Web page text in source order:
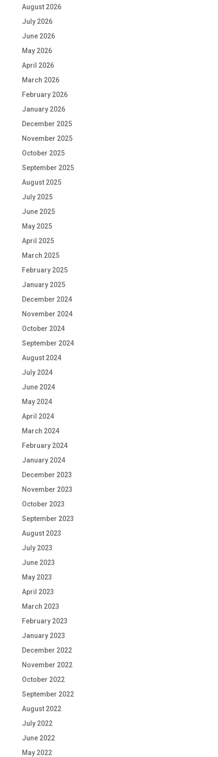
August 2026
July 2026
June 2026
May 2026
April 2026
March 2026
February 2026
January 2026
December 2025
November 2025
October 2025
September 2025
August 2025
July 2025
June 2025
May 2025
April 2025
March 2025
February 2025
January 2025
December 2024
November 2024
October 2024
September 2024
August 2024
July 2024
June 2024
May 2024
April 2024
March 2024
February 2024
January 2024
December 2023
November 2023
October 2023
September 2023
August 2023
July 2023
June 2023
May 2023
April 2023
March 2023
February 2023
January 2023
December 2022
November 2022
October 2022
September 2022
August 2022
July 2022
June 2022
May 2022